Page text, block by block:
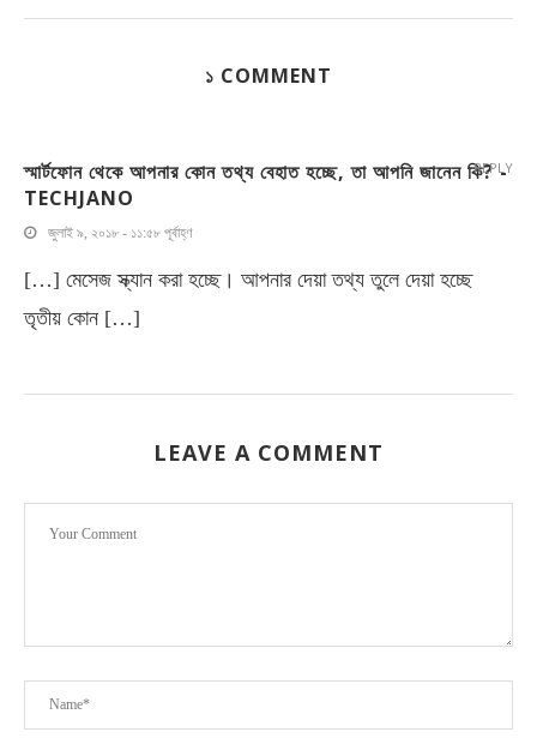
১ COMMENT
স্মার্টফোন থেকে আপনার কোন তথ্য বেহাত হচ্ছে, তা আপনি জানেন কি? -
TECHJANO
জুলাই ৯, ২০১৮ - ১১:৫৮ পূর্বাহ্ণ
[…] মেসেজ স্ক্যান করা হচ্ছে। আপনার দেয়া তথ্য তুলে দেয়া হচ্ছে
তৃতীয় কোন […]
REPLY
LEAVE A COMMENT